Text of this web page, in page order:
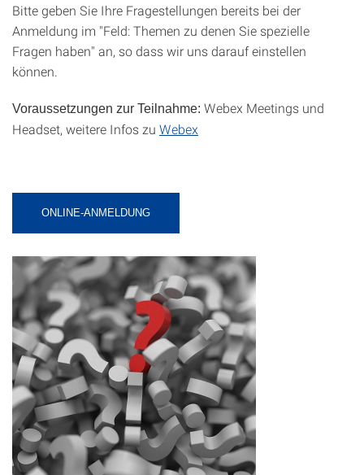
Bitte geben Sie Ihre Fragestellungen bereits bei der
Anmeldung im "Feld: Themen zu denen Sie spezielle
Fragen haben" an, so dass wir uns darauf einstellen
können.
Voraussetzungen zur Teilnahme: Webex Meetings und
Headset, weitere Infos zu Webex
ONLINE-ANMELDUNG